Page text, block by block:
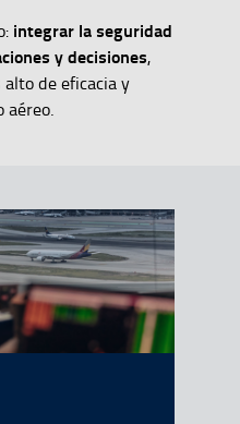
integrar la seguridad
y decisiones,
de eficacia y
aéreo.